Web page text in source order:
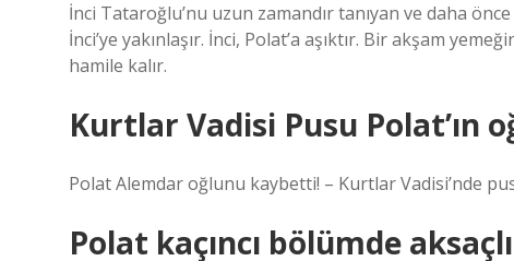
İnci Tataroğlu’nu uzun zamandır tanıyan ve daha
İnci’ye yakınlaşır. İnci, Polat’a aşıktır. Bir akşam
hamile kalır.
Kurtlar Vadisi Pusu Polat’ın
Polat Alemdar oğlunu kaybetti! – Kurtlar Vadisi’nde
Polat kaçıncı bölümde